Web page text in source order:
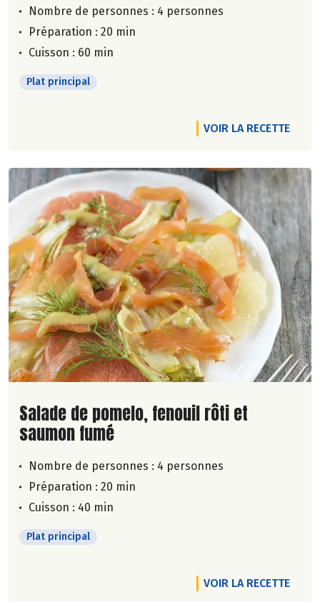
Nombre de personnes : 4 personnes
Préparation : 20 min
Cuisson : 60 min
Plat principal
VOIR LA RECETTE
Lire la suite de la recette
Salade de pomelo, fenouil rôti et
saumon fumé
Nombre de personnes : 4 personnes
Préparation : 20 min
Cuisson : 40 min
Plat principal
VOIR LA RECETTE